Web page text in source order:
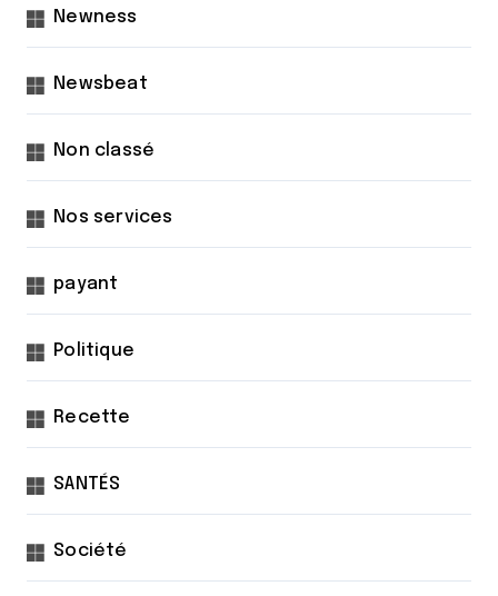
Newness
Newsbeat
Non classé
Nos services
payant
Politique
Recette
SANTÉS
Société